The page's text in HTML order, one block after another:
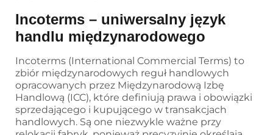
Incoterms – uniwersalny język
handlu międzynarodowego
Incoterms (International Commercial Terms) to
zbiór międzynarodowych reguł handlowych
opracowanych przez Międzynarodową Izbę
Handlową (ICC), które definiują prawa i obowiązki
sprzedającego i kupującego w transakcjach
handlowych. Są one niezwykle ważne przy